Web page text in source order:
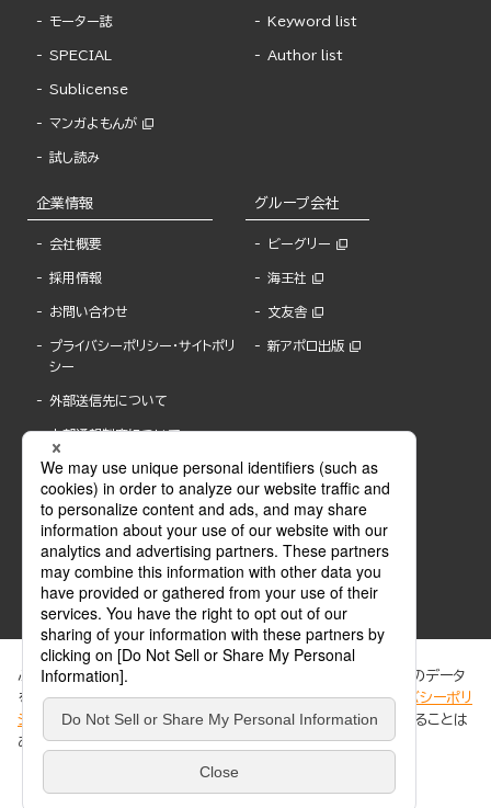
モーター誌
SPECIAL
Sublicense
マンガよもんが
試し読み
Keyword list
Author list
企業情報
会社概要
採用情報
お問い合わせ
プライバシーポリシー・サイトポリ
シー
外部送信先について
内部通報制度について
グループ会社
ビーグリー
海王社
文友舎
新アポロ出版
ABJマークは、この電子書店・電子書籍配信サービスが、著作権者からコンテンツ使用許諾を
得た正規版配信サービスであることを示す登録商標(登録番号 第6091713号)です。
ABJマークの詳細、ABJマークを掲示しているサービスの一覧はこちら。
ぶんか社が運営するサイトでは、利便性向上のためにCookie等のデータ
を使用しています。 当社のCookieについての詳細は、「プライバシーポリ
シー
」をご覧ください。当サイトでは、訪問者の個人情報を追跡することは
ありません。